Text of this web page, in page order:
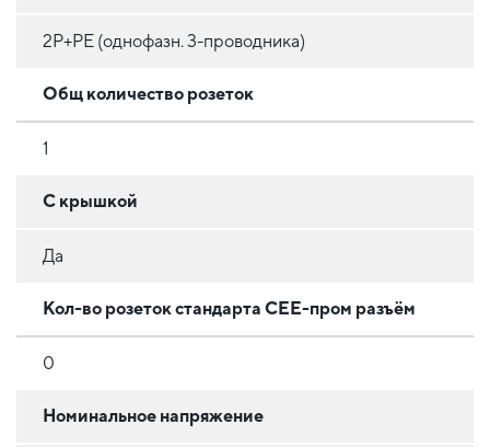
2P+PE (однофазн. 3-проводника)
Общ количество розеток
1
С крышкой
Да
Кол-во розеток стандарта CEE-пром разъём
0
Номинальное напряжение